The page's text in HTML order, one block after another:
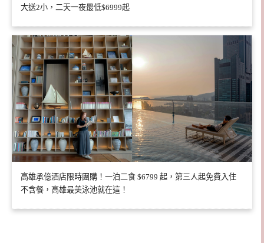
大送2小，二天一夜最低$6999起
高雄承億酒店限時團購！一泊二食 $6799 起，第三人起免費入住
不含餐，高雄最美泳池就在這！